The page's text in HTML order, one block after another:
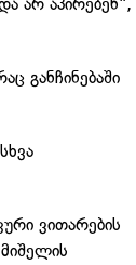
განჩინებაში
ვითარების